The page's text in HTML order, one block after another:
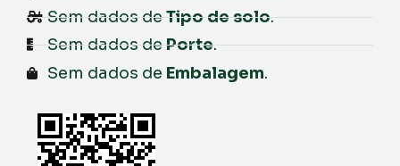
Sem dados de Tipo de solo.
Sem dados de Porte.
Sem dados de Embalagem.